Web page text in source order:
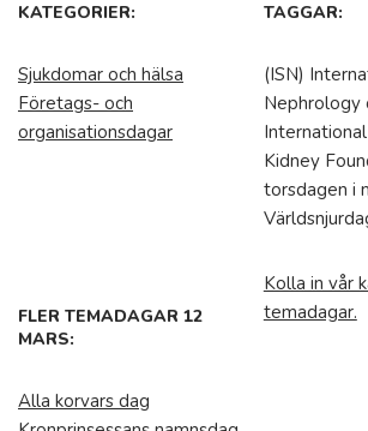
KATEGORIER:
Sjukdomar och hälsa
Företags- och
organisationsdagar
TAGGAR:
(ISN)
Nephrology
Kidney
torsdagen i
FLER TEMADAGAR 12
MARS:
Alla korvars dag
Kolla in vår
temadagar.